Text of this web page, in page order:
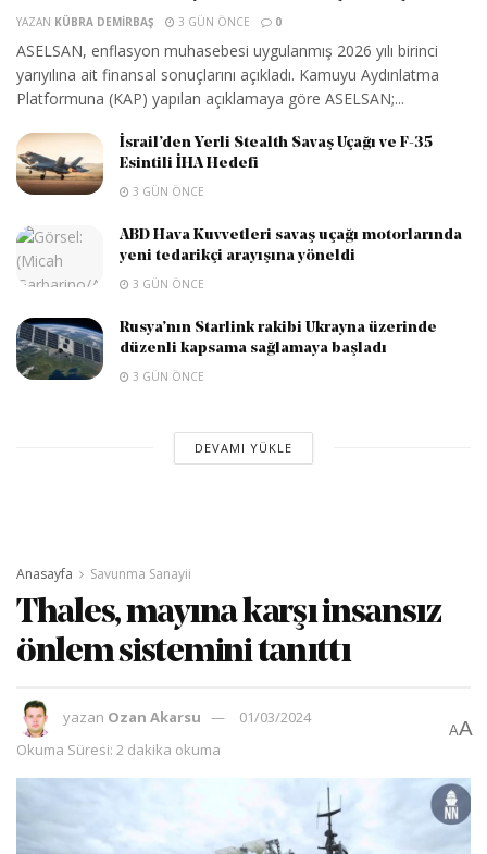
YAZAN KÜBRA DEMIRBAŞ 3 GÜN ÖNCE 0
ASELSAN, enflasyon muhasebesi uygulanmış 2026 yılı birinci
yarıyılına ait finansal sonuçlarını açıkladı. Kamuyu Aydınlatma
Platformuna (KAP) yapılan açıklamaya göre ASELSAN;...
İsrail’den Yerli Stealth Savaş Uçağı ve F-35
Esintili İHA Hedefi
3 GÜN ÖNCE
ABD Hava Kuvvetleri savaş uçağı motorlarında
yeni tedarikçi arayışına yöneldi
3 GÜN ÖNCE
Rusya’nın Starlink rakibi Ukrayna üzerinde
düzenli kapsama sağlamaya başladı
3 GÜN ÖNCE
DEVAMI YÜKLE
Anasayfa Savunma Sanayii
Thales, mayına karşı insansız
önlem sistemini tanıttı
yazan Ozan Akarsu
01/03/2024
Okuma Süresi: 2 dakika okuma
AA